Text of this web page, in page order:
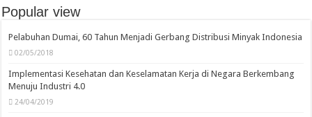
Popular view
Pelabuhan Dumai, 60 Tahun Menjadi Gerbang Distribusi Minyak Indonesia
02/05/2018
Implementasi Kesehatan dan Keselamatan Kerja di Negara Berkembang
Menuju Industri 4.0
24/04/2019